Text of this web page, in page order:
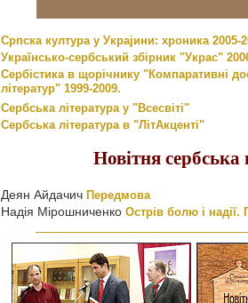
Српска култура у Украјини: хроника 2005-
Українсько-сербський збірник "Украс"
Сербістика в щорічнику "Компаративні
літератур" 1999-2009.
Сербська література у "Всесвіті"
Сербська література в "ЛітАкценті"
Новітня сербська
Деян Айдачич Передмова
Надія Мірошниченко Острів болю і надії.